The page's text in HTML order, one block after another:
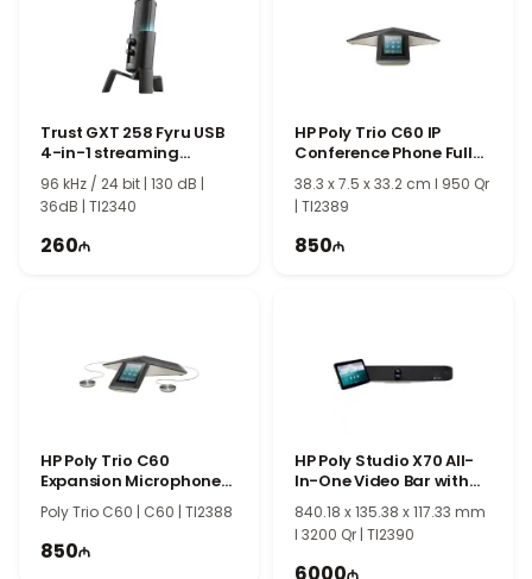
Trust GXT 258 Fyru USB
4-in-1 streaming
microphone 23465
96 kHz / 24 bit | 130 dB |
36dB | TI2340
260
HP Poly Trio C60 IP
Conference Phone Full
Radio and PoE-enabled
849B4AA
38.3 x 7.5 x 33.2 cm l 950 Qr
| TI2389
850
HP Poly Trio C60
Expansion Microphones
85X02AA
Poly Trio C60 | C60 | TI2388
850
HP Poly Studio X70 All-
In-One Video Bar with
TC10 Controller Kit
8L531AA
840.18 x 135.38 x 117.33 mm
l 3200 Qr | TI2390